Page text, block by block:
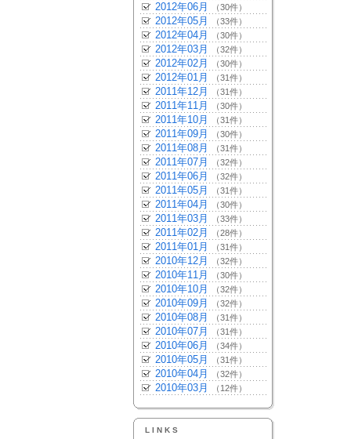
2012年06月 （30件）
2012年05月 （33件）
2012年04月 （30件）
2012年03月 （32件）
2012年02月 （30件）
2012年01月 （31件）
2011年12月 （31件）
2011年11月 （30件）
2011年10月 （31件）
2011年09月 （30件）
2011年08月 （31件）
2011年07月 （32件）
2011年06月 （32件）
2011年05月 （31件）
2011年04月 （30件）
2011年03月 （33件）
2011年02月 （28件）
2011年01月 （31件）
2010年12月 （32件）
2010年11月 （30件）
2010年10月 （32件）
2010年09月 （32件）
2010年08月 （31件）
2010年07月 （31件）
2010年06月 （34件）
2010年05月 （31件）
2010年04月 （32件）
2010年03月 （12件）
LINKS